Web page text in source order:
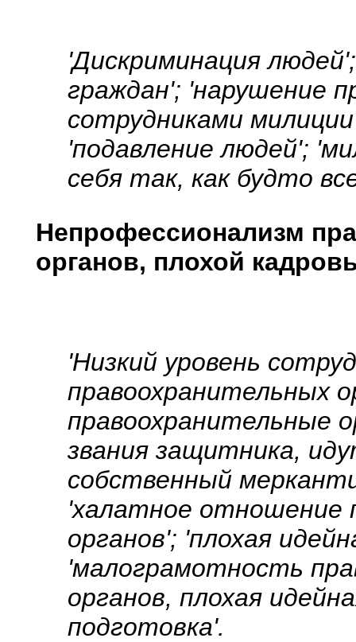
'Дискриминация
граждан'; 'нарушение
сотрудниками
'подавление людей';
себя так, как будто
Непрофессионализм
органов, плохой
'Низкий уровень
правоохранительных
правоохранительные
звания защитника,
собственный
'халатное отношение
органов'; 'плохая
'малограмотность
органов, плохая
подготовка'.